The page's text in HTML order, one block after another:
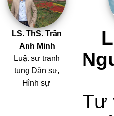
LS. ThS. Trần
Anh Minh
Luật sư tranh
tụng Dân sự,
Hình sự
Tư